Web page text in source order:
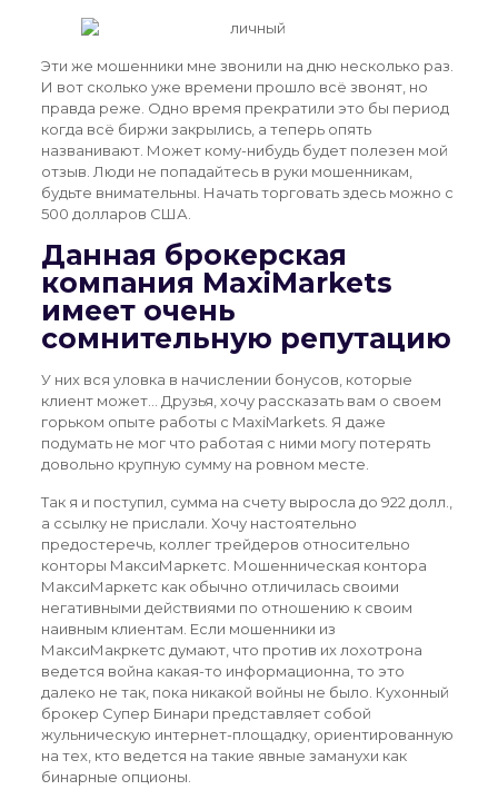
Эти же мошенники мне звонили на дню несколько раз.
И вот сколько уже времени прошло всё звонят, но
правда реже. Одно время прекратили это бы период
когда всё биржи закрылись, а теперь опять
названивают. Может кому-нибудь будет полезен мой
отзыв. Люди не попадайтесь в руки мошенникам,
будьте внимательны. Начать торговать здесь можно с
500 долларов США.
Данная брокерская
компания MaxiMarkets
имеет очень
сомнительную репутацию
У них вся уловка в начислении бонусов, которые
клиент может… Друзья, хочу рассказать вам о своем
горьком опыте работы с MaxiMarkets. Я даже
подумать не мог что работая с ними могу потерять
довольно крупную сумму на ровном месте.
Так я и поступил, сумма на счету выросла до 922 долл.,
а ссылку не прислали. Хочу настоятельно
предостеречь, коллег трейдеров относительно
конторы МаксиМаркетс. Мошенническая контора
МаксиМаркетс как обычно отличилась своими
негативными действиями по отношению к своим
наивным клиентам. Если мошенники из
МаксиМакркетс думают, что против их лохотрона
ведется война какая-то информационна, то это
далеко не так, пока никакой войны не было. Кухонный
брокер Супер Бинари представляет собой
жульническую интернет-площадку, ориентированную
на тех, кто ведется на такие явные заманухи как
бинарные опционы.